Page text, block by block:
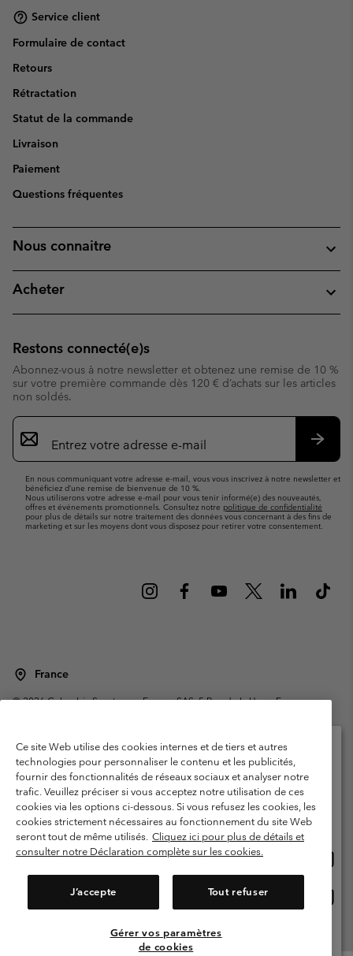
Service client
Formulaire de contact
Retours
Rétractation
Statut de la commande
Livraison
Paiement
Questions fréquentes
Nous connaitre
Acheter
Restons connecté(e)s
Abonnez-vous à notre newsletter et obtenez une remise de 10 %
sur votre première commande dès 120 € d’achats sur les articles
non soldés.
Inscription
par
e-
En nous communiquant votre adresse e-mail, vous vous inscrivez à notre newsletter et
bénéficiez d’une remise de bienvenue de 10 %.
Nous utiliserons votre adresse e-mail pour vous tenir informé(e) des nouveautés,
offres et événements promotionnels. Consultez notre politique de confidentialité
pour plus de détails sur notre traitement des données vous concernant à des fins de
marketing et sur les moyens dont vous disposez pour retirer votre consentement.
France
©2026Columbia Sportswear Europe SAS. 5 Rue de la Haye, Espace
Garanties Légales
Politique de confidentialité
Conditions d'utilisation - Membres
Conditions D'utilisation - Contenu généré par l'utilisateur
Impressum
Cookies
Public CBCR
Ce site Web utilise des cookies internes et de tiers et autres
technologies pour personnaliser le contenu et les publicités,
fournir des fonctionnalités de réseaux sociaux et analyser notre
trafic. Veuillez préciser si vous acceptez notre utilisation de ces
cookies via les options ci-dessous. Si vous refusez les cookies, les
cookies strictement nécessaires au fonctionnement du site Web
seront tout de même utilisés. Cliquez ici pour plus de détails et
consulter notre Déclaration complète sur les cookies.
J’accepte Tout refuser
Gérer vos paramètres
de cookies
Veuillez sélectionner votre pays d’expédition et
votre langue
Achats en ligne disponibles
United States
ligne
France
Voir Tous Les Pays